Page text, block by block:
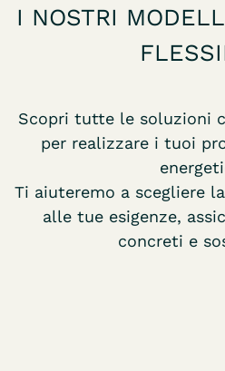
I NOSTRI
Scopri tutte le soluzioni
per realizzare i tuoi
Ti aiuteremo a scegliere
alle tue esigenze,
concreti e